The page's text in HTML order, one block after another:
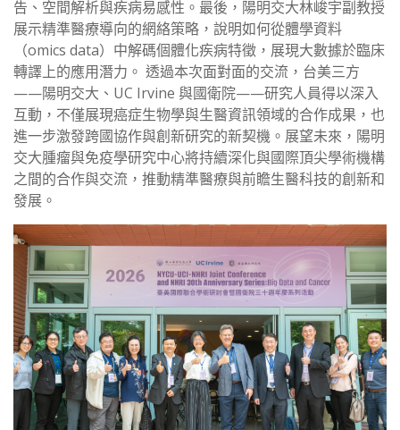
告、空間解析與疾病易感性。最後，陽明交大林峻宇副教授
展示精準醫療導向的網絡策略，說明如何從體學資料
（omics data）中解碼個體化疾病特徵，展現大數據於臨床
轉譯上的應用潛力。 透過本次面對面的交流，台美三方
——陽明交大、UC Irvine 與國衛院——研究人員得以深入
互動，不僅展現癌症生物學與生醫資訊領域的合作成果，也
進一步激發跨國協作與創新研究的新契機。展望未來，陽明
交大腫瘤與免疫學研究中心將持續深化與國際頂尖學術機構
之間的合作與交流，推動精準醫療與前瞻生醫科技的創新和
發展。